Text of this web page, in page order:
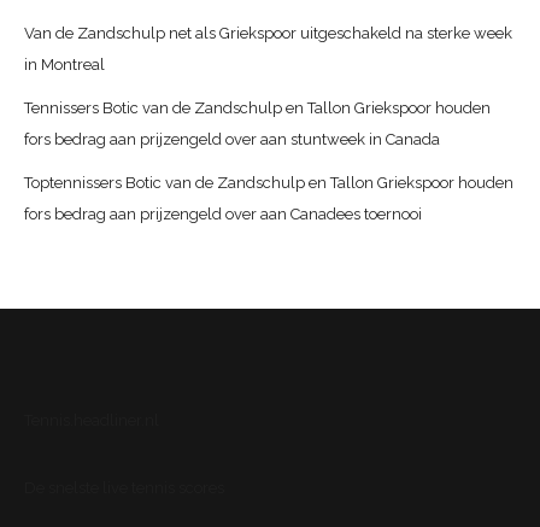
Van de Zandschulp net als Griekspoor uitgeschakeld na sterke week
in Montreal
Tennissers Botic van de Zandschulp en Tallon Griekspoor houden
fors bedrag aan prijzengeld over aan stuntweek in Canada
Toptennissers Botic van de Zandschulp en Tallon Griekspoor houden
fors bedrag aan prijzengeld over aan Canadees toernooi